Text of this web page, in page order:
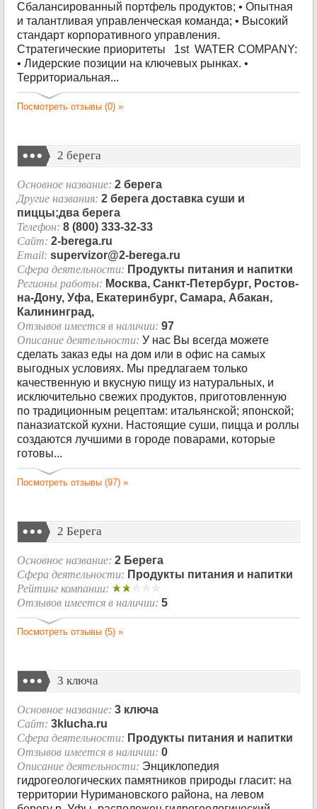
Сбалансированный портфель продуктов; • Опытная
и талантливая управленческая команда; • Высокий
стандарт корпоративного управления.
Стратегические приоритеты 1st WATER COMPANY:
• Лидерские позиции на ключевых рынках. •
Территориальная...
Посмотреть отзывы (0) »
2 берега
Основное название: 2 берега
Другие названия: 2 берега доставка суши и
пиццы;два берега
Телефон: 8 (800) 333-32-33
Сайт: 2-berega.ru
Email: supervizor@2-berega.ru
Сфера деятельности: Продукты питания и напитки
Регионы работы: Москва, Санкт-Петербург, Ростов-
на-Дону, Уфа, Екатеринбург, Самара, Абакан,
Калининград,
Отзывов имеется в наличии: 97
Описание деятельности: У нас Вы всегда можете
сделать заказ еды на дом или в офис на самых
выгодных условиях. Мы предлагаем только
качественную и вкусную пищу из натуральных, и
исключительно свежих продуктов, приготовленную
по традиционным рецептам: итальянской; японской;
паназиатской кухни. Настоящие суши, пицца и роллы
создаются лучшими в городе поварами, которые
готовы...
Посмотреть отзывы (97) »
2 Берега
Основное название: 2 Берега
Сфера деятельности: Продукты питания и напитки
Рейтинг компании:
Отзывов имеется в наличии: 5
Посмотреть отзывы (5) »
3 ключа
Основное название: 3 ключа
Сайт: 3klucha.ru
Сфера деятельности: Продукты питания и напитки
Отзывов имеется в наличии: 0
Описание деятельности: Энциклопедия
гидрогеологических памятников природы гласит: на
территории Нуримановского района, на левом